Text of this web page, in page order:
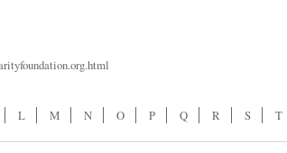
L M N O P Q R S T